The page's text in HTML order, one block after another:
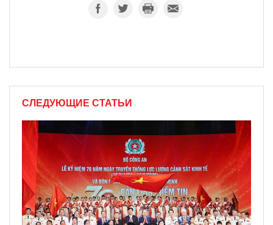
СЛЕДУЮЩИЕ СТАТЬИ